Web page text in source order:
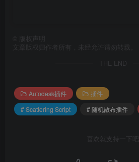
版权声明
文章版权归作者所有，未经允许请勿转载。
THE END
Autodesk插件
插件
# Scattering Script
# 随机散布插件
喜欢就支持一下吧